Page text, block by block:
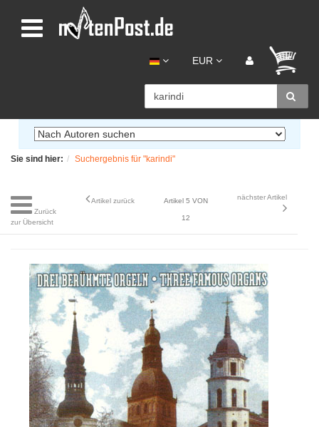
EUR
Sie sind hier: Suchergebnis für "karindi"
Zurück
zur Übersicht
Artikel zurück Artikel 5 VON
12
nächster Artikel